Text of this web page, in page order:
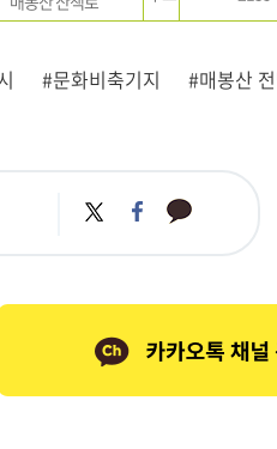
#문화비축기지
#매봉산
트
위
페
이
카
카